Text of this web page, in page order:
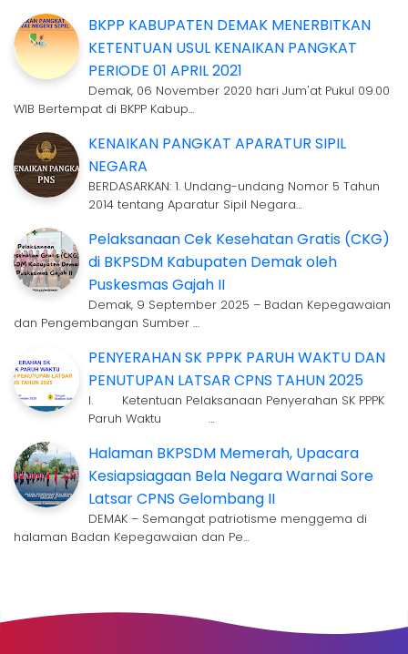
BKPP KABUPATEN DEMAK MENERBITKAN
KETENTUAN USUL KENAIKAN PANGKAT
PERIODE 01 APRIL 2021
Demak, 06 November 2020 hari Jum'at Pukul 09.00
WIB Bertempat di BKPP Kabup…
KENAIKAN PANGKAT APARATUR SIPIL
NEGARA
BERDASARKAN: 1. Undang-undang Nomor 5 Tahun
2014 tentang Aparatur Sipil Negara…
Pelaksanaan Cek Kesehatan Gratis (CKG)
di BKPSDM Kabupaten Demak oleh
Puskesmas Gajah II
Demak, 9 September 2025 – Badan Kepegawaian
dan Pengembangan Sumber …
PENYERAHAN SK PPPK PARUH WAKTU DAN
PENUTUPAN LATSAR CPNS TAHUN 2025
I. Ketentuan Pelaksanaan Penyerahan SK PPPK
Paruh Waktu …
Halaman BKPSDM Memerah, Upacara
Kesiapsiagaan Bela Negara Warnai Sore
Latsar CPNS Gelombang II
DEMAK – Semangat patriotisme menggema di
halaman Badan Kepegawaian dan Pe…